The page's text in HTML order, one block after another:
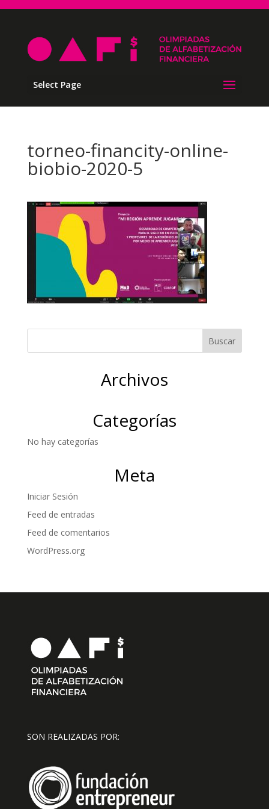
Select Page
torneo-financity-online-
biobio-2020-5
Archivos
Categorías
No hay categorías
Meta
Iniciar Sesión
Feed de entradas
Feed de comentarios
WordPress.org
SON REALIZADAS POR: